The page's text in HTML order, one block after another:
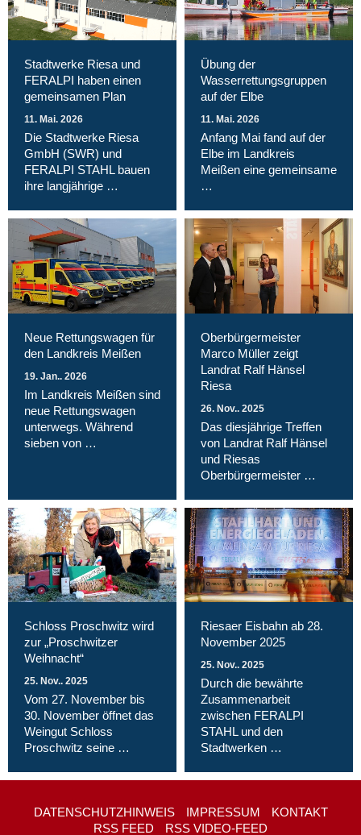
Stadtwerke Riesa und
FERALPI haben einen
gemeinsamen Plan
11. Mai. 2026
Die Stadtwerke Riesa
GmbH (SWR) und
FERALPI STAHL bauen
ihre langjährige …
Übung der
Wasserrettungsgruppen
auf der Elbe
11. Mai. 2026
Anfang Mai fand auf der
Elbe im Landkreis
Meißen eine gemeinsame
…
Neue Rettungswagen für
den Landkreis Meißen
19. Jan.. 2026
Im Landkreis Meißen sind
neue Rettungswagen
unterwegs. Während
sieben von …
Oberbürgermeister
Marco Müller zeigt
Landrat Ralf Hänsel
Riesa
26. Nov.. 2025
Das diesjährige Treffen
von Landrat Ralf Hänsel
und Riesas
Oberbürgermeister …
Schloss Proschwitz wird
zur „Proschwitzer
Weihnacht“
25. Nov.. 2025
Vom 27. November bis
30. November öffnet das
Weingut Schloss
Proschwitz seine …
Riesaer Eisbahn ab 28.
November 2025
25. Nov.. 2025
Durch die bewährte
Zusammenarbeit
zwischen FERALPI
STAHL und den
Stadtwerken …
DATENSCHUTZHINWEIS IMPRESSUM
KONTAKT
RSS FEED
RSS VIDEO-FEED